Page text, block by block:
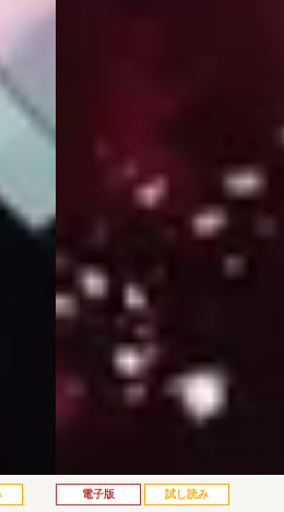
電子版 試し読み